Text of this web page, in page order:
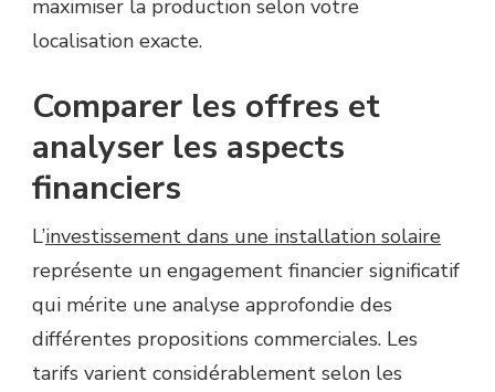
maximiser la production selon votre
localisation exacte.
Comparer les offres et
analyser les aspects
financiers
L’investissement dans une installation solaire
représente un engagement financier significatif
qui mérite une analyse approfondie des
différentes propositions commerciales. Les
tarifs varient considérablement selon les